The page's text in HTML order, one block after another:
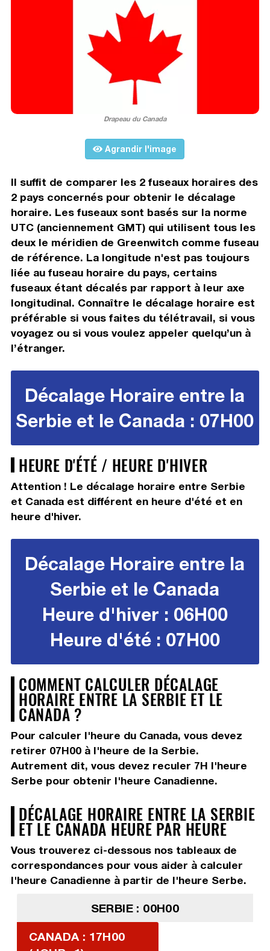
Drapeau du Canada
Agrandir l'image
Il suffit de comparer les 2 fuseaux horaires des
2 pays concernés pour obtenir le décalage
horaire. Les fuseaux sont basés sur la norme
UTC (anciennement GMT) qui utilisent tous les
deux le méridien de Greenwitch comme fuseau
de référence. La longitude n'est pas toujours
liée au fuseau horaire du pays, certains
fuseaux étant décalés par rapport à leur axe
longitudinal. Connaître le décalage horaire est
préférable si vous faites du télétravail, si vous
voyagez ou si vous voulez appeler quelqu’un à
l’étranger.
Décalage Horaire entre la
Serbie et le Canada : 07H00
HEURE D'ÉTÉ / HEURE D'HIVER
Attention ! Le décalage horaire entre Serbie
et Canada est différent en heure d'été et en
heure d'hiver.
Décalage Horaire entre la
Serbie et le Canada
Heure d'hiver : 06H00
Heure d'été : 07H00
COMMENT CALCULER DÉCALAGE
HORAIRE ENTRE LA SERBIE ET LE
CANADA ?
Pour calculer l'heure du Canada, vous devez
retirer 07H00à l'heure de la Serbie.
Autrement dit, vous devez reculer 7H l'heure
Serbe pour obtenir l'heure Canadienne.
DÉCALAGE HORAIRE ENTRE LA SERBIE
ET LE CANADA HEURE PAR HEURE
Vous trouverez ci-dessous nos tableaux de
correspondances pour vous aider à calculer
l'heure Canadienne à partir de l'heure Serbe.
SERBIE : 00H00
CANADA : 17H00